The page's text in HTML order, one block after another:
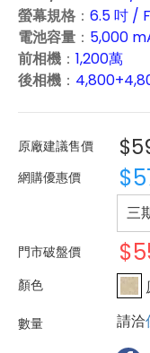
螢幕規格 ： 6.5 吋 /
電池容量 ： 5,000
前相機 ： 1,200萬
後相機 ：
原廠建議售價
網購優惠價
三
門市破盤價
請洽